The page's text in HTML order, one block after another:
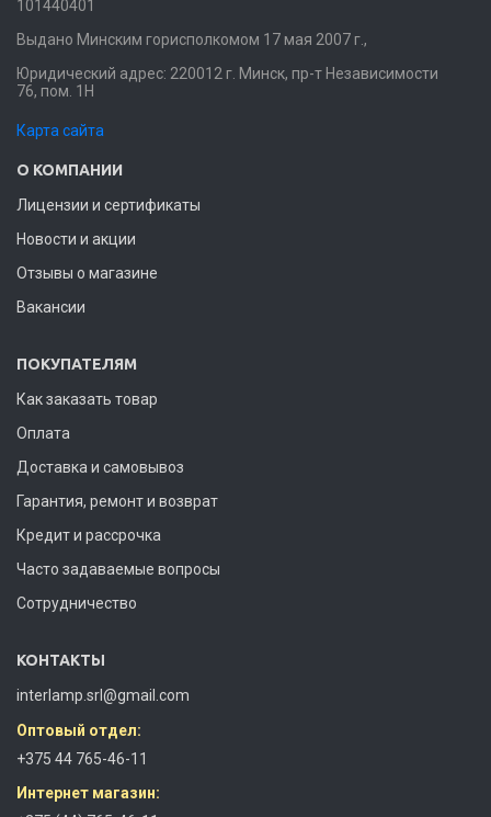
101440401
Выдано Минским горисполкомом 17 мая 2007 г.,
Юридический адрес: 220012 г. Минск, пр-т Независимости
76, пом. 1Н
Карта сайта
О КОМПАНИИ
Лицензии и сертификаты
Новости и акции
Отзывы о магазине
Вакансии
ПОКУПАТЕЛЯМ
Как заказать товар
Оплата
Доставка и самовывоз
Гарантия, ремонт и возврат
Кредит и рассрочка
Часто задаваемые вопросы
Сотрудничество
КОНТАКТЫ
interlamp.srl@gmail.com
Оптовый отдел:
+375 44 765-46-11
Интернет магазин: